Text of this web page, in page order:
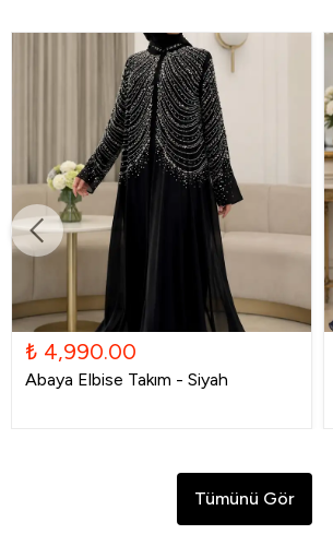
₺ 4,990.00
Abaya Elbise Takım - Siyah
Tümünü Gör